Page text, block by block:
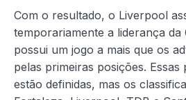
Com o resultado, o Liverpool
temporariamente a liderança da
possui um jogo a mais que os
pelas primeiras posições. Essas
estão definidas, mas os